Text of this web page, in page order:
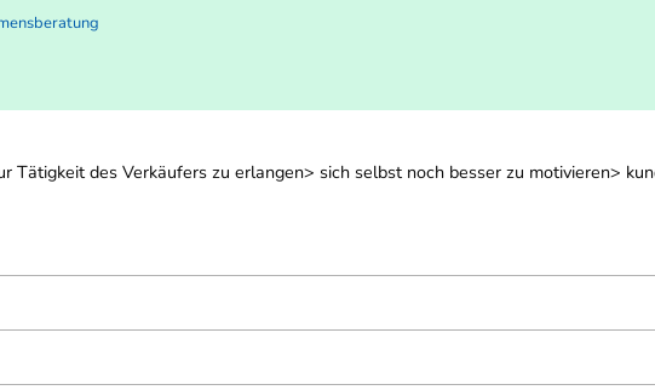
Tätigkeit des Verkäufers zu erlangen> sich selbst noch besser zu motivieren>